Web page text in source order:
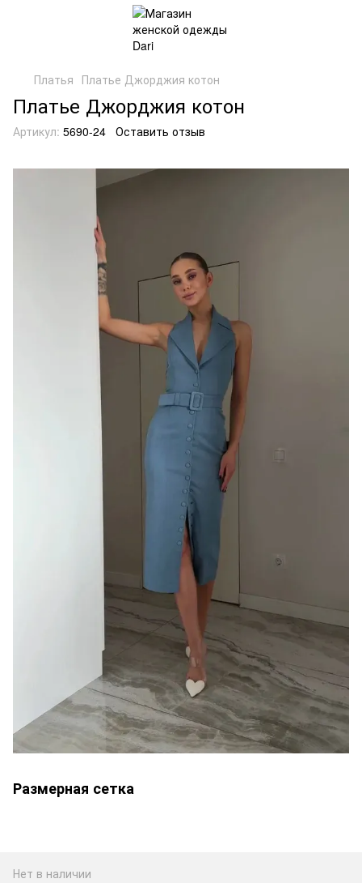
Платья Платье Джорджия котон
Платье Джорджия котон
Артикул: 5690-24 Оставить отзыв
Размерная сетка
Нет в наличии